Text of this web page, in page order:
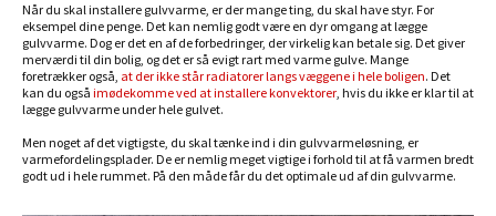
Når du skal installere gulvvarme, er der mange ting, du skal have styr. For
eksempel dine penge. Det kan nemlig godt være en dyr omgang at lægge
gulvvarme. Dog er det en af de forbedringer, der virkelig kan betale sig. Det giver
merværdi til din bolig, og det er så evigt rart med varme gulve. Mange
foretrækker også, at der ikke står radiatorer langs væggene i hele boligen. Det
kan du også imødekomme ved at installere konvektorer, hvis du ikke er klar til at
lægge gulvvarme under hele gulvet.
Men noget af det vigtigste, du skal tænke ind i din gulvvarmeløsning, er
varmefordelingsplader. De er nemlig meget vigtige i forhold til at få varmen bredt
godt ud i hele rummet. På den måde får du det optimale ud af din gulvvarme.